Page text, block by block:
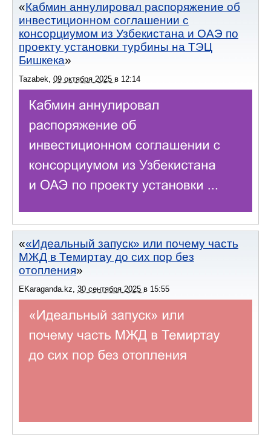
Кабмин аннулировал распоряжение об
инвестиционном соглашении с
консорциумом из Узбекистана и ОАЭ по
проекту установки турбины на ТЭЦ
Бишкека
Tazabek, 09 октября 2025 в 12:14
«Идеальный запуск» или почему часть
МЖД в Темиртау до сих пор без
отопления
EKaraganda.kz 30 сентября 2025 в 15:55